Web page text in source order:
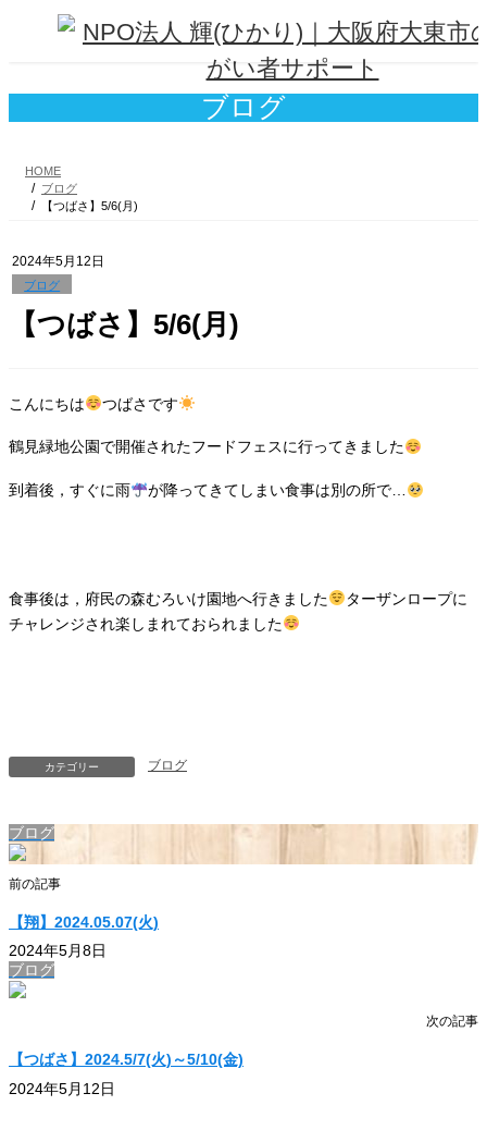
ツ
シ
ブログ
HOME
ブログ
【つばさ】5/6(月)
2024年5月12日
ブログ
【つばさ】5/6(月)
こんにちは つばさです
鶴見緑地公園で開催されたフードフェスに行ってきました
到着後，すぐに雨 が降ってきてしまい食事は別の所で…
食事後は，府民の森むろいけ園地へ行きました
ターザンロープに
チャレンジされ楽しまれておられました
カテゴリー ブログ
ブログ
前の記事
【翔】2024.05.07(火)
2024年5月8日
ブログ
次の記事
【つばさ】2024.5/7(火)～5/10(金)
2024年5月12日